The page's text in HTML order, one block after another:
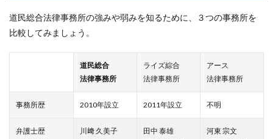
道民総合法律事務所の強みや弱みを知るために、３つの事務所を
比較してみましょう。
道民総合
法律事務所
ライズ綜合
法律事務所
アース
法律事務所
事務所歴 2010年設立 2011年設立 不明
弁護士歴
川﨑 久美子
田中 泰雄
河東 宗文